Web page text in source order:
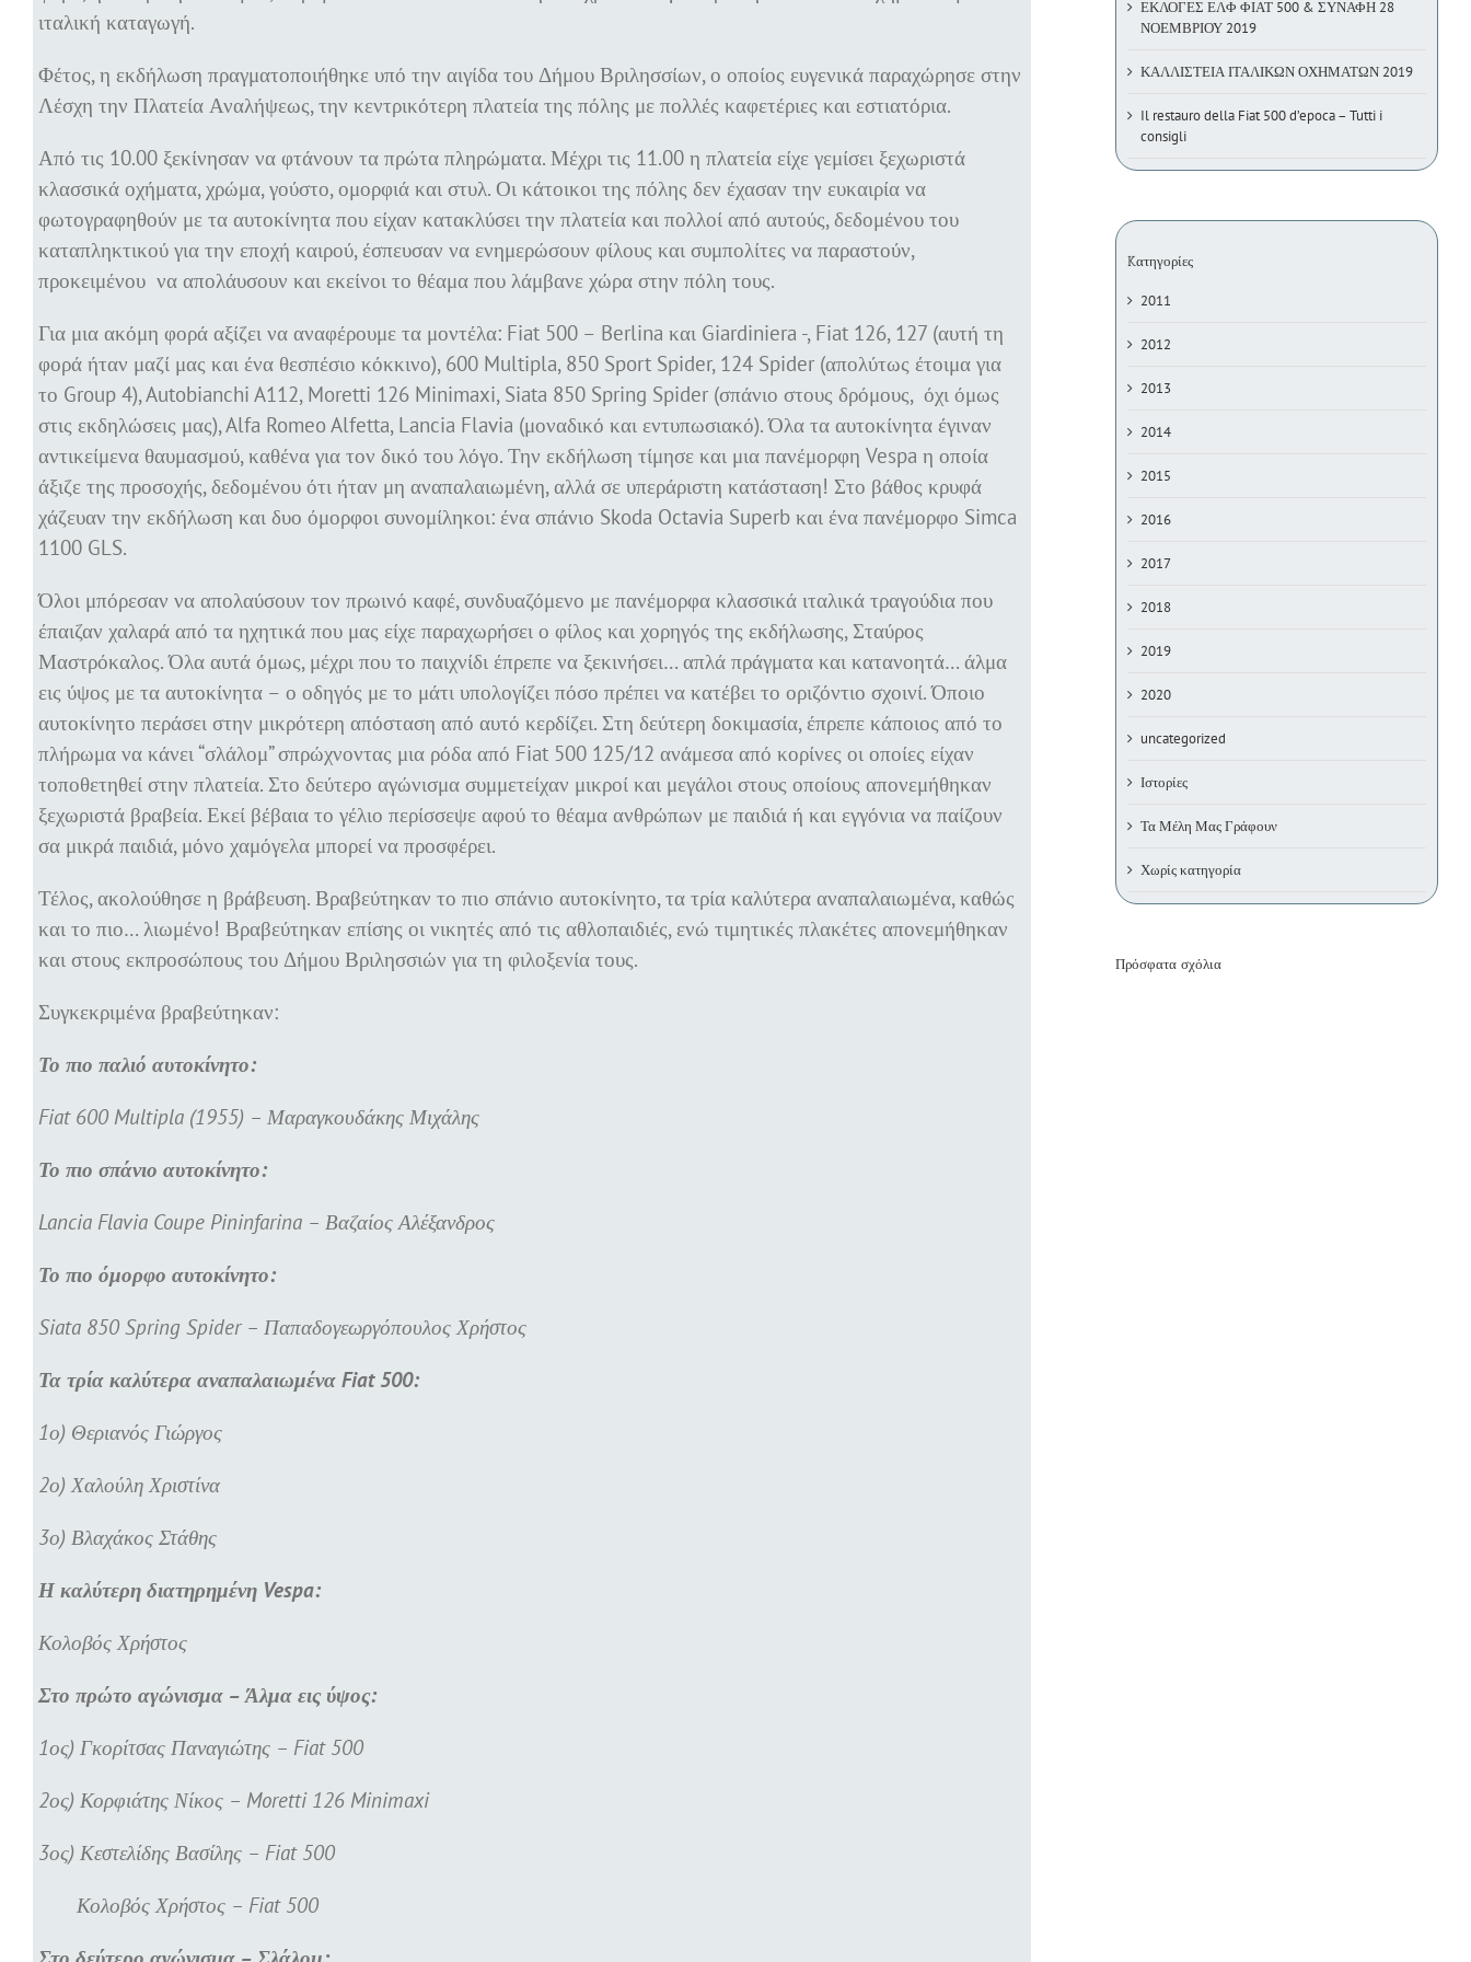
ιταλική καταγωγή.
Φέτος, η εκδήλωση πραγματοποιήθηκε υπό την αιγίδα του Δήμου Βριλησσίων, ο οποίος ευγενικά παραχώρησε στην
Λέσχη την Πλατεία Αναλήψεως, την κεντρικότερη πλατεία της πόλης με πολλές καφετέριες και εστιατόρια.
Από τις 10.00 ξεκίνησαν να φτάνουν τα πρώτα πληρώματα. Μέχρι τις 11.00 η πλατεία είχε γεμίσει ξεχωριστά
κλασσικά οχήματα, χρώμα, γούστο, ομορφιά και στυλ. Οι κάτοικοι της πόλης δεν έχασαν την ευκαιρία να
φωτογραφηθούν με τα αυτοκίνητα που είχαν κατακλύσει την πλατεία και πολλοί από αυτούς, δεδομένου του
καταπληκτικού για την εποχή καιρού, έσπευσαν να ενημερώσουν φίλους και συμπολίτες να παραστούν,
προκειμένου να απολάυσουν και εκείνοι το θέαμα που λάμβανε χώρα στην πόλη τους.
Για μια ακόμη φορά αξίζει να αναφέρουμε τα μοντέλα: Fiat 500 – Berlina και Giardiniera -, Fiat 126, 127 (αυτή τη
φορά ήταν μαζί μας και ένα θεσπέσιο κόκκινο), 600 Multipla, 850 Sport Spider, 124 Spider (απολύτως έτοιμα για
το Group 4), Autobianchi A112, Moretti 126 Minimaxi, Siata 850 Spring Spider (σπάνιο στους δρόμους, όχι όμως
στις εκδηλώσεις μας), Alfa Romeo Alfetta, Lancia Flavia (μοναδικό και εντυπωσιακό). Όλα τα αυτοκίνητα έγιναν
αντικείμενα θαυμασμού, καθένα για τον δικό του λόγο. Την εκδήλωση τίμησε και μια πανέμορφη Vespa η οποία
άξιζε της προσοχής, δεδομένου ότι ήταν μη αναπαλαιωμένη, αλλά σε υπεράριστη κατάσταση! Στο βάθος κρυφά
χάζευαν την εκδήλωση και δυο όμορφοι συνομίληκοι: ένα σπάνιο Skoda Octavia Superb και ένα πανέμορφο Simca
1100 GLS.
Όλοι μπόρεσαν να απολαύσουν τον πρωινό καφέ, συνδυαζόμενο με πανέμορφα κλασσικά ιταλικά τραγούδια που
έπαιζαν χαλαρά από τα ηχητικά που μας είχε παραχωρήσει ο φίλος και χορηγός της εκδήλωσης, Σταύρος
Μαστρόκαλος. Όλα αυτά όμως, μέχρι που το παιχνίδι έπρεπε να ξεκινήσει… απλά πράγματα και κατανοητά… άλμα
εις ύψος με τα αυτοκίνητα – ο οδηγός με το μάτι υπολογίζει πόσο πρέπει να κατέβει το οριζόντιο σχοινί. Όποιο
αυτοκίνητο περάσει στην μικρότερη απόσταση από αυτό κερδίζει. Στη δεύτερη δοκιμασία, έπρεπε κάποιος από το
πλήρωμα να κάνει “σλάλομ” σπρώχνοντας μια ρόδα από Fiat 500 125/12 ανάμεσα από κορίνες οι οποίες είχαν
τοποθετηθεί στην πλατεία. Στο δεύτερο αγώνισμα συμμετείχαν μικροί και μεγάλοι στους οποίους απονεμήθηκαν
ξεχωριστά βραβεία. Εκεί βέβαια το γέλιο περίσσεψε αφού το θέαμα ανθρώπων με παιδιά ή και εγγόνια να παίζουν
σα μικρά παιδιά, μόνο χαμόγελα μπορεί να προσφέρει.
Τέλος, ακολούθησε η βράβευση. Βραβεύτηκαν το πιο σπάνιο αυτοκίνητο, τα τρία καλύτερα αναπαλαιωμένα, καθώς
και το πιο… λιωμένο! Βραβεύτηκαν επίσης οι νικητές από τις αθλοπαιδιές, ενώ τιμητικές πλακέτες απονεμήθηκαν
και στους εκπροσώπους του Δήμου Βριλησσιών για τη φιλοξενία τους.
Συγκεκριμένα βραβεύτηκαν:
Το πιο παλιό αυτοκίνητο:
Fiat 600 Multipla (1955) – Μαραγκουδάκης Μιχάλης
Το πιο σπάνιο αυτοκίνητο:
Lancia Flavia Coupe Pininfarina – Βαζαίος Αλέξανδρος
Το πιο όμορφο αυτοκίνητο:
Siata 850 Spring Spider – Παπαδογεωργόπουλος Χρήστος
Τα τρία καλύτερα αναπαλαιωμένα Fiat 500:
1ο) Θεριανός Γιώργος
2ο) Χαλούλη Χριστίνα
3ο) Βλαχάκος Στάθης
Η καλύτερη διατηρημένη Vespa:
Κολοβός Χρήστος
Στο πρώτο αγώνισμα – Άλμα εις ύψος:
1ος) Γκορίτσας Παναγιώτης – Fiat 500
2ος) Κορφιάτης Νίκος – Moretti 126 Minimaxi
3ος) Κεστελίδης Βασίλης – Fiat 500
Κολοβός Χρήστος – Fiat 500
ΕΚΛΟΓΕΣ ΕΛΦ ΦΙΑΤ 500 & ΣΥΝΑΦΗ 28
ΝΟΕΜΒΡΙΟΥ 2019
ΚΑΛΛΙΣΤΕΙΑ ΙΤΑΛΙΚΩΝ ΟΧΗΜΑΤΩΝ 2019
Il restauro della Fiat 500 d’epoca – Tutti i
consigli
Kατηγορίες
2011
2012
2013
2014
2015
2016
2017
2018
2019
2020
uncategorized
Ιστορίες
Τα Μέλη Μας Γράφουν
Χωρίς κατηγορία
Πρόσφατα σχόλια